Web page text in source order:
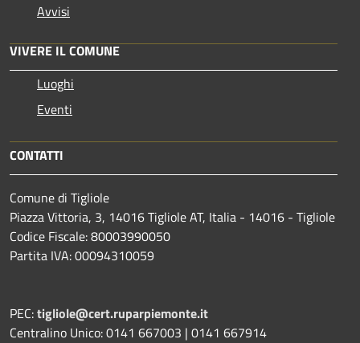
Avvisi
VIVERE IL COMUNE
Luoghi
Eventi
CONTATTI
Comune di Tigliole
Piazza Vittoria, 3, 14016 Tigliole AT, Italia - 14016 - Tigliole
Codice Fiscale: 80003990050
Partita IVA: 00094310059
PEC:tigliole@cert.ruparpiemonte.it
Centralino Unico: 0141 667003 | 0141 667914